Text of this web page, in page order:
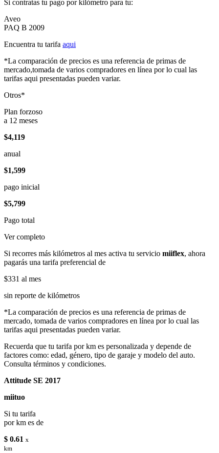
Si contratas tu pago por kilómetro para tu:
Aveo
PAQ B 2009
Encuentra tu tarifa aqui
*La comparación de precios es una referencia de primas de
mercado,tomada de varios compradores en línea por lo cual las
tarifas aqui presentadas pueden variar.
Otros*
Plan forzoso
a 12 meses
$4,119
anual
$1,599
pago inicial
$5,799
Pago total
Ver completo
Si recorres más kilómetros al mes activa tu servicio miiflex, ahora
pagarás una tarifa preferencial de
$331 al mes
sin reporte de kilómetros
*La comparación de precios es una referencia de primas de
mercado, tomada de varios compradores en línea por lo cual las
tarifas aqui presentadas pueden variar.
Recuerda que tu tarifa por km es personalizada y depende de
factores como: edad, género, tipo de garaje y modelo del auto.
Consulta términos y condiciones.
Attitude SE 2017
miituo
Si tu tarifa
por km es de
$ 0.61 x
km